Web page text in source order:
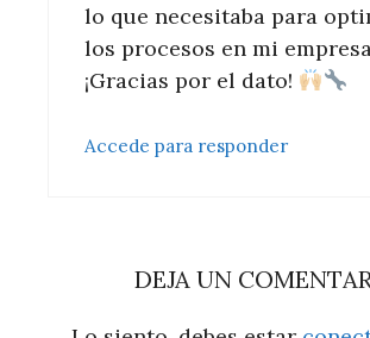
lo que necesitaba para
los procesos en mi
¡Gracias por el dato!
Accede para responder
DEJA UN